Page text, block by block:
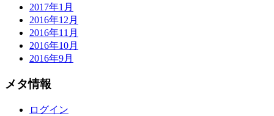
2017年1月
2016年12月
2016年11月
2016年10月
2016年9月
メタ情報
ログイン